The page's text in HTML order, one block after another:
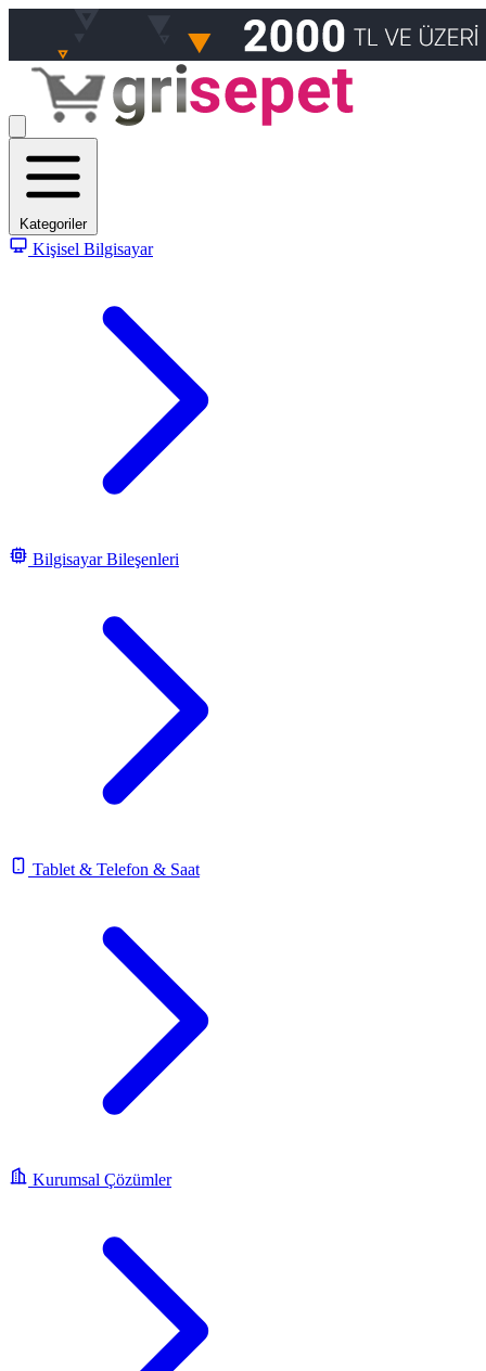
Kategoriler
Kişisel Bilgisayar
Bilgisayar Bileşenleri
Tablet & Telefon & Saat
Kurumsal Çözümler